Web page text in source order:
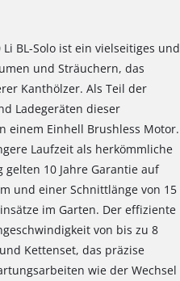
BL-Solo ist ein vielseitiges und
und Sträuchern, das
Kanthölzer. Als Teil der
Ladegeräten dieser
einem Einhell Brushless Motor.
Laufzeit als herkömmliche
10 Jahre Garantie auf
und einer Schnittlänge von 15
im Garten. Der effiziente
von bis zu 8
Kettenset, das präzise
wie der Wechsel